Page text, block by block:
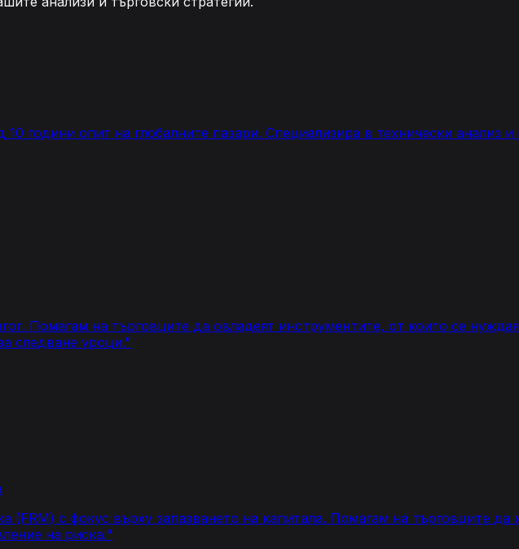
години опит на глобалните пазари. Специализира в технически анализ
Помагам на търговците да овладеят инструментите, от които се
следване уроци."
с фокус върху запазването на капитала. Помагам на търговците да
на риска."